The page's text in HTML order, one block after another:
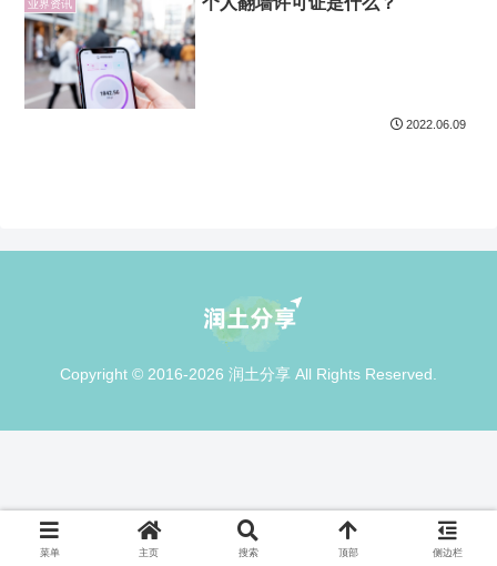
业界资讯
2022.06.09
Copyright © 2016-2026 润土分享 All Rights Reserved.
菜单 主页 搜索 顶部 侧边栏